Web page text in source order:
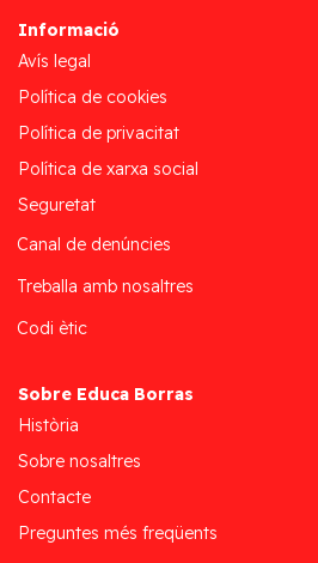
Informació
Avís legal
Política de cookies
Política de privacitat
Política de xarxa social
Seguretat
Canal de denúncies
Treballa amb nosaltres
Codi ètic
Sobre Educa Borras
Història
Sobre nosaltres
Contacte
Preguntes més freqüents